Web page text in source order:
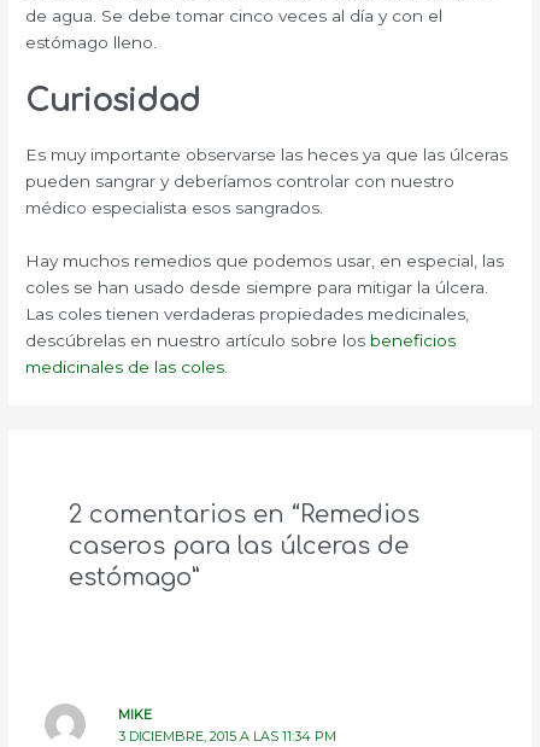
de agua. Se debe tomar cinco veces al día y con el
estómago lleno.
Curiosidad
Es muy importante observarse las heces ya que las úlceras
pueden sangrar y deberíamos controlar con nuestro
médico especialista esos sangrados.
Hay muchos remedios que podemos usar, en especial, las
coles se han usado desde siempre para mitigar la úlcera.
Las coles tienen verdaderas propiedades medicinales,
descúbrelas en nuestro artículo sobre los beneficios
medicinales de las coles
2 comentarios en “Remedios
caseros para las úlceras de
estómago”
MIKE
3 DICIEMBRE, 2015 A LAS 11:34 PM